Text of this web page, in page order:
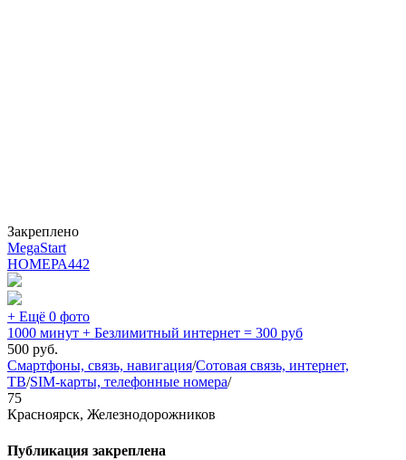
Закреплено
MegaStart
НОМЕРА442
+ Ещё 0 фото
1000 минут + Безлимитный интернет = 300 руб
500 руб.
Смартфоны, связь, навигация/Сотовая связь, интернет,
ТВ/SIM-карты, телефонные номера/
75
Красноярск, Железнодорожников
Публикация закреплена